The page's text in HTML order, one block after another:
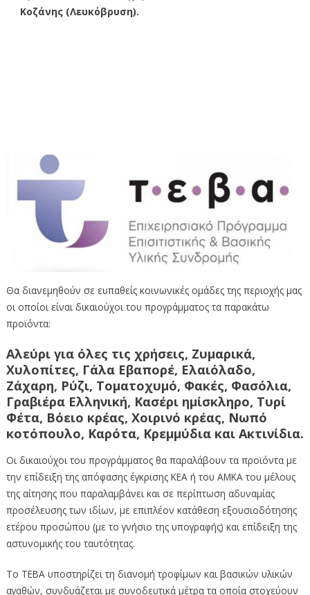
Κοζάνης (Λευκόβρυση).
Θα διανεμηθούν σε ευπαθείς κοινωνικές ομάδες της περιοχής μας
οι οποίοι είναι δικαιούχοι του προγράμματος τα παρακάτω
προϊόντα:
Αλεύρι για όλες τις χρήσεις, Ζυμαρικά,
Χυλοπίτες, Γάλα Εβαπορέ, Ελαιόλαδο,
Ζάχαρη, Ρύζι, Τοματοχυμό, Φακές, Φασόλια,
Γραβιέρα Ελληνική, Κασέρι ημίσκληρο, Τυρί
Φέτα, Βόειο κρέας, Χοιρινό κρέας, Νωπό
κοτόπουλο, Καρότα, Κρεμμύδια και Ακτινίδια.
Οι δικαιούχοι του προγράμματος θα παραλάβουν τα προϊόντα με
την επίδειξη της απόφασης έγκρισης ΚΕΑ ή του ΑΜΚΑ του μέλους
της αίτησης που παραλαμβάνει και σε περίπτωση αδυναμίας
προσέλευσης των ιδίων, με επιπλέον κατάθεση εξουσιοδότησης
ετέρου προσώπου (με το γνήσιο της υπογραφής) και επίδειξη της
αστυνομικής του ταυτότητας.
Το ΤΕΒΑ υποστηρίζει τη διανομή τροφίμων και βασικών υλικών
αγαθών, συνδυάζεται με συνοδευτικά μέτρα τα οποία στοχεύουν